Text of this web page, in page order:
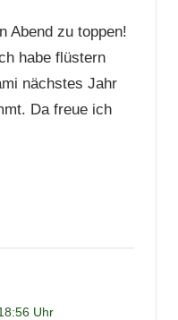
Abend zu toppen!
habe flüstern
nächstes Jahr
Da freue ich
Uhr